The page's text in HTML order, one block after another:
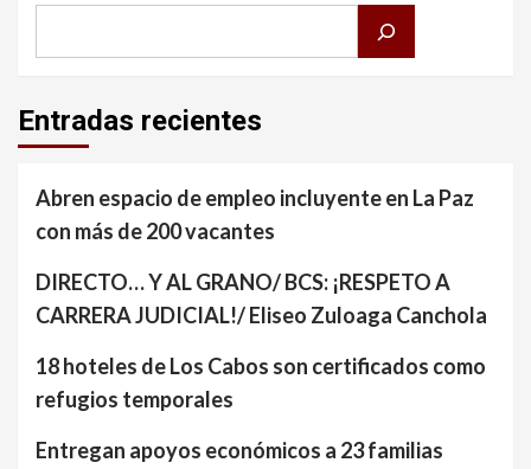
Entradas recientes
Abren espacio de empleo incluyente en La Paz
con más de 200 vacantes
DIRECTO… Y AL GRANO/ BCS: ¡RESPETO A
CARRERA JUDICIAL!/ Eliseo Zuloaga Canchola
18 hoteles de Los Cabos son certificados como
refugios temporales
Entregan apoyos económicos a 23 familias